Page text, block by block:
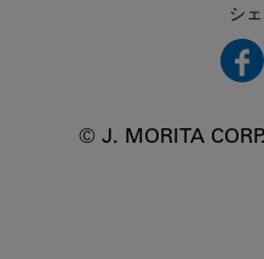
シ
© J. MORITA